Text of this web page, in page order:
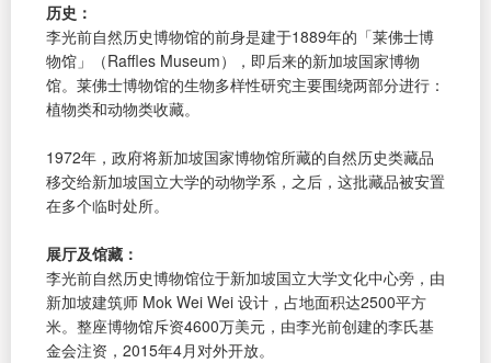
历史：
李光前自然历史博物馆的前身是建于1889年的「莱佛士博
物馆」（Raffles Museum），即后来的新加坡国家博物
馆。莱佛士博物馆的生物多样性研究主要围绕两部分进行：
植物类和动物类收藏。
1972年，政府将新加坡国家博物馆所藏的自然历史类藏品
移交给新加坡国立大学的动物学系，之后，这批藏品被安置
在多个临时处所。
展厅及馆藏：
李光前自然历史博物馆位于新加坡国立大学文化中心旁，由
新加坡建筑师 Mok Wei Wei 设计，占地面积达2500平方
米。整座博物馆斥资4600万美元，由李光前创建的李氏基
金会注资，2015年4月对外开放。